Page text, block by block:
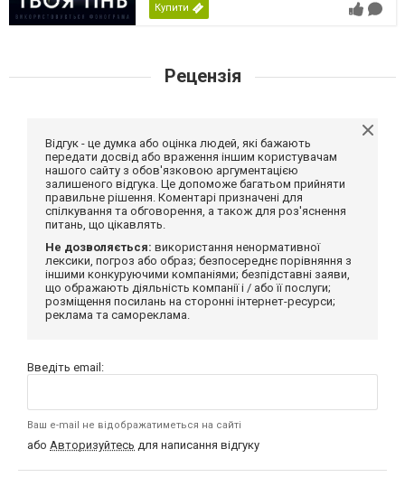
Купити
Рецензія
Відгук - це думка або оцінка людей, які бажають
передати досвід або враження іншим користувачам
нашого сайту з обов'язковою аргументацією
залишеного відгука. Це допоможе багатьом прийняти
правильне рішення. Коментарі призначені для
спілкування та обговорення, а також для роз'яснення
питань, що цікавлять.
Не дозволяється: використання ненормативної
лексики, погроз або образ; безпосереднє порівняння з
іншими конкуруючими компаніями; безпідставні заяви,
що ображають діяльність компанії і / або її послуги;
розміщення посилань на сторонні інтернет-ресурси;
реклама та самореклама.
Введіть email:
Ваш e-mail не відображатиметься на сайті
або Авторизуйтесь для написання відгуку